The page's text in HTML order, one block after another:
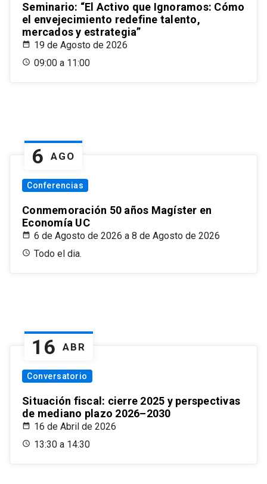
Seminario: “El Activo que Ignoramos: Cómo
el envejecimiento redefine talento,
mercados y estrategia”
19 de Agosto de 2026
09:00 a 11:00
6 AGO
Conferencias
Conmemoración 50 años Magíster en
Economía UC
6 de Agosto de 2026 a 8 de Agosto de 2026
Todo el dia.
16 ABR
Conversatorio
Situación fiscal: cierre 2025 y perspectivas
de mediano plazo 2026–2030
16 de Abril de 2026
13:30 a 14:30